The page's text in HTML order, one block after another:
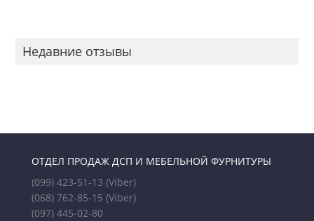
Недавние отзывы
ОТДЕЛ ПРОДАЖ ДСП И МЕБЕЛЬНОЙ ФУРНИТУРЫ
(099) 423-51-13 (Viber)
(068) 762-85-15 (Viber)
(097) 445-02-80